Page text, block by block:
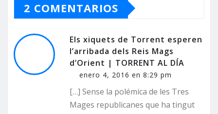
2 COMENTARIOS
Els xiquets de Torrent esperen
l’arribada dels Reis Mags
d’Orient | TORRENT AL DÍA
enero 4, 2016 en 8:29 pm
[…] Sense la polémica de les Tres
Mages republicanes que ha tingut